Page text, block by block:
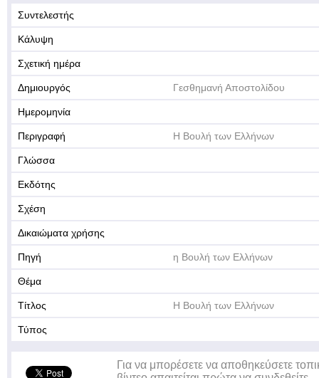
Συντελεστής
Κάλυψη
Σχετική ημέρα
Δημιουργός Γεσθημανή Αποστολίδου
Ημερομηνία
Περιγραφή Η Βουλή των Ελλήνων
Γλώσσα
Εκδότης
Σχέση
Δικαιώματα χρήσης
Πηγή η Βουλή των Ελλήνων
Θέμα
Τίτλος Η Βουλή των Ελλήνων
Τύπος
Για να μπορέσετε να αποθηκεύσετε